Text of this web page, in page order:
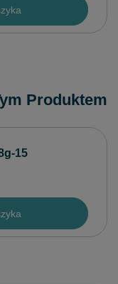
Produktem
15